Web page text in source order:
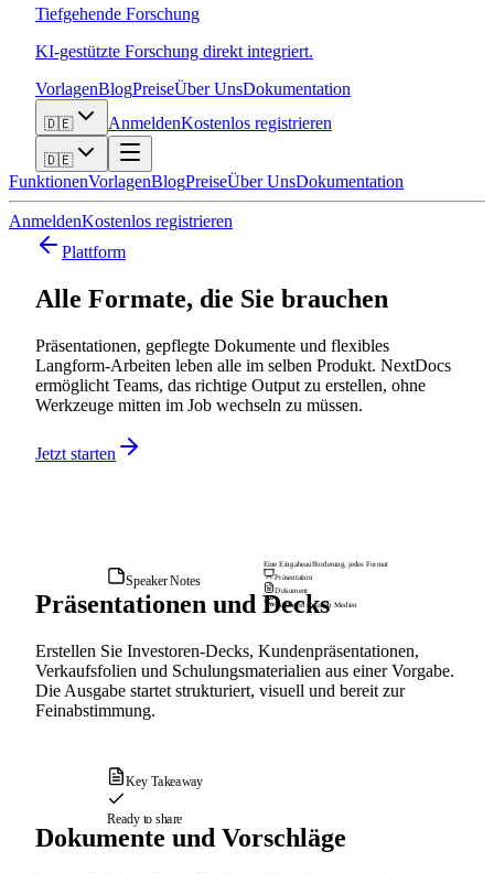
Tiefgehende Forschung
KI-gestützte Forschung direkt integriert.
VorlagenBlogPreiseÜber UnsDokumentation
🇩🇪 AnmeldenKostenlos registrieren
🇩🇪
FunktionenVorlagenBlogPreiseÜber UnsDokumentation
AnmeldenKostenlos registrieren
Plattform
Alle Formate, die Sie brauchen
Präsentationen, gepflegte Dokumente und flexibles
Langform-Arbeiten leben alle im selben Produkt. NextDocs
ermöglicht Teams, das richtige Output zu erstellen, ohne
Werkzeuge mitten im Job wechseln zu müssen.
Jetzt starten
Eine Eingabeaufforderung, jedes Format
Präsentation
Dokument
Beitrag in sozialen Medien
Speaker Notes
Präsentationen und Decks
Erstellen Sie Investoren-Decks, Kundenpräsentationen,
Verkaufsfolien und Schulungsmaterialien aus einer Vorgabe.
Die Ausgabe startet strukturiert, visuell und bereit zur
Feinabstimmung.
Key Takeaway
Ready to share
Dokumente und Vorschläge